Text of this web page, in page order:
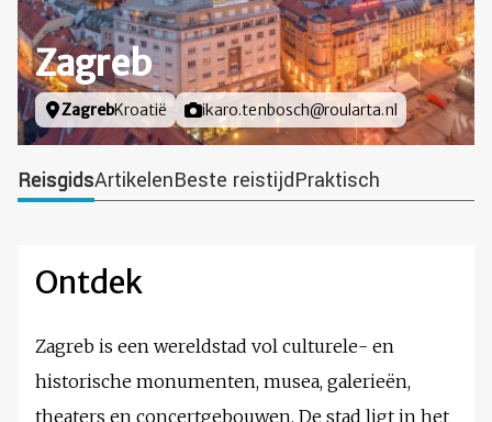
Zagreb
Locatie
ZagrebKroatië Foto door
ikaro.tenbosch@roularta.nl
ReisgidsArtikelenBeste reistijdPraktisch
Ontdek
Zagreb is een wereldstad vol culturele- en
historische monumenten, musea, galerieën,
theaters en concertgebouwen. De stad ligt in het